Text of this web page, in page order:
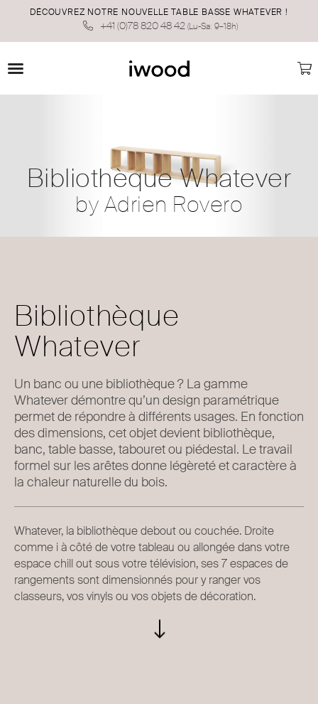
DÉCOUVREZ NOTRE NOUVELLE TABLE BASSE WHATEVER !
+41 (0)78 820 48 42 (Lu-Sa: 9–18h)
Bibliothèque Whatever
by Adrien Rovero
Bibliothèque
Whatever
Un banc ou une bibliothèque ? La gamme
Whatever démontre qu’un design paramétrique
permet de répondre à différents usages. En fonction
des dimensions, cet objet devient bibliothèque,
banc, table basse, tabouret ou piédestal. Le travail
formel sur les arêtes donne légèreté et caractère à
la chaleur naturelle du bois.
Whatever, la bibliothèque debout ou couchée. Droite
comme i à côté de votre tableau ou allongée dans votre
espace chill out sous votre télévision, ses 7 espaces de
rangements sont dimensionnés pour y ranger vos
classeurs, vos vinyls ou vos objets de décoration.